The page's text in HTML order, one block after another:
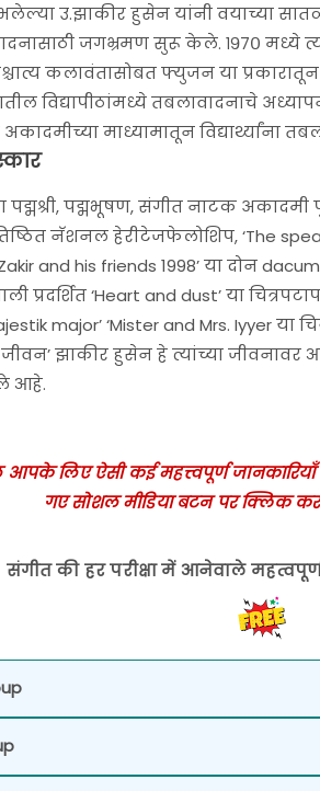
उ.झाकीर हुसेन यांनी वयाच्या
जगभ्रमण सुरू केले. १९७० मध्ये
कलावंतासोबत फ्युजन या
विद्यापीठांमध्ये तबलावादनाचे
माध्यामातून विद्यार्थ्यांना
पद्मश्री, पद्मभूषण, संगीत नाटक अकादमी
नॅशनल हेरीटेजफेलोशिप, ‘The
and his friends 1998’ या दोन
प्रदर्शित ‘Heart and dust’ या
major’ ‘Mister and Mrs. Iyyer या
झाकीर हुसेन हे त्यांच्या
आहे.
लिए ऐसी कई महत्त्वपूर्ण
गए सोशल मीडिया बटन पर क्लिक
संगीत की हर परीक्षा में आनेवाले